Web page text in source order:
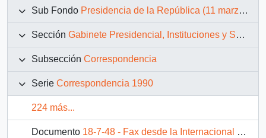
Sub Fondo Presidencia de la República (11 marzo 1990 – 11 marzo 1994)
Sección Gabinete Presidencial, Instituciones y Servicios
Subsección Correspondencia
Serie Correspondencia 1990
224 más...
Documento 18-7-48 - Fax desde la Internacional Demócrata Cristiana, del sr. Konrad Sieniewicz, dirigido a Monsieur Patricio Aylwin Azócar, Président de la République